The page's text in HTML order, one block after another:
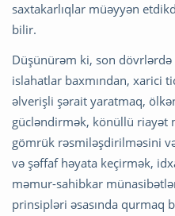
saxtakarlıqlar müəyyən
bilir.
Düşünürəm ki, son
islahatlar baxmından, xarici
əlverişli şərait yaratmaq,
gücləndirmək, könüllü riayət
gömrük rəsmiləşdirilməsini
və şəffaf həyata keçirmək,
məmur-sahibkar
prinsipləri əsasında qurmaq